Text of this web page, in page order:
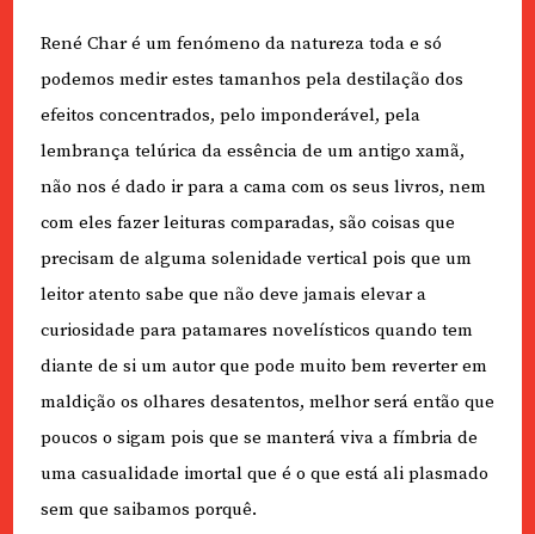
René Char é um fenómeno da natureza toda e só
podemos medir estes tamanhos pela destilação dos
efeitos concentrados, pelo imponderável, pela
lembrança telúrica da essência de um antigo xamã,
não nos é dado ir para a cama com os seus livros, nem
com eles fazer leituras comparadas, são coisas que
precisam de alguma solenidade vertical pois que um
leitor atento sabe que não deve jamais elevar a
curiosidade para patamares novelísticos quando tem
diante de si um autor que pode muito bem reverter em
maldição os olhares desatentos, melhor será então que
poucos o sigam pois que se manterá viva a fímbria de
uma casualidade imortal que é o que está ali plasmado
sem que saibamos porquê.